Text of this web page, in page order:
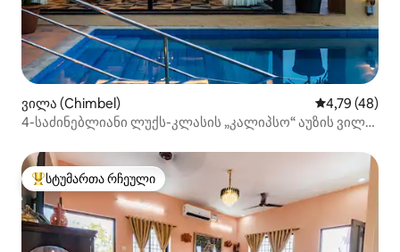
ვილა (Chimbel) საშუალო
4,79 (48)
4-საძინებლიანი ლუქს-კლასის „კალიპსო“ აუზის ვილა
სტუმართა რჩეული მოწინავე ვარიანტი
სტუმართა რჩეული